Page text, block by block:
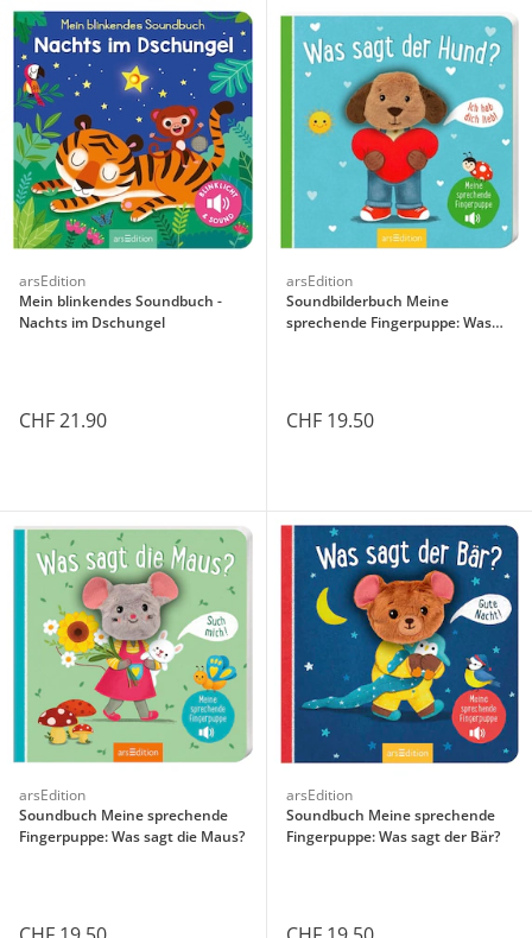
arsEdition
Mein blinkendes Soundbuch -
Nachts im Dschungel
CHF 21.90
arsEdition
Soundbilderbuch Meine
sprechende Fingerpuppe: Was
CHF 19.50
arsEdition
Soundbuch Meine sprechende
Fingerpuppe: Was sagt die Maus?
arsEdition
Soundbuch Meine sprechende
Fingerpuppe: Was sagt der Bär?